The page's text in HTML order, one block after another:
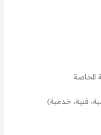
الخاصة
فنية، خدمية)